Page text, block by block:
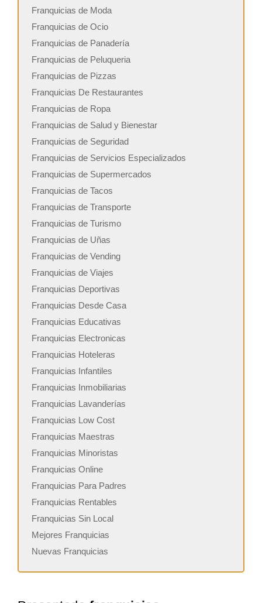
Franquicias de Moda
Franquicias de Ocio
Franquicias de Panadería
Franquicias de Peluqueria
Franquicias de Pizzas
Franquicias De Restaurantes
Franquicias de Ropa
Franquicias de Salud y Bienestar
Franquicias de Seguridad
Franquicias de Servicios Especializados
Franquicias de Supermercados
Franquicias de Tacos
Franquicias de Transporte
Franquicias de Turismo
Franquicias de Uñas
Franquicias de Vending
Franquicias de Viajes
Franquicias Deportivas
Franquicias Desde Casa
Franquicias Educativas
Franquicias Electronicas
Franquicias Hoteleras
Franquicias Infantiles
Franquicias Inmobiliarias
Franquicias Lavanderías
Franquicias Low Cost
Franquicias Maestras
Franquicias Minoristas
Franquicias Online
Franquicias Para Padres
Franquicias Rentables
Franquicias Sin Local
Mejores Franquicias
Nuevas Franquicias